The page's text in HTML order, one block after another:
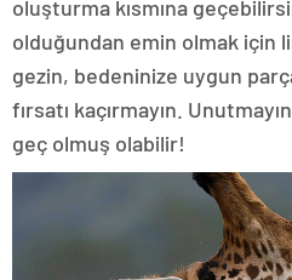
oluşturma kısmına
olduğundan emin olmak için
gezin, bedeninize uygun
fırsatı kaçırmayın.
geç olmuş olabilir!